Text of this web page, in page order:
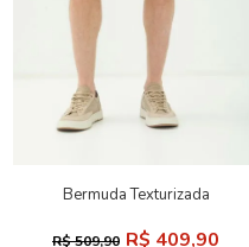
Bermuda Texturizada
R$ 509,90 R$ 409,90